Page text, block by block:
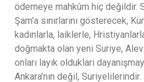
ödemeye mahkûm hiç değildir.
Şam’a sınırlarını gösterecek,
kadınlarla, laiklerle,
doğmakta olan yeni Suriye,
onları layık oldukları
Ankara’nın değil, Suriyelilerindir.